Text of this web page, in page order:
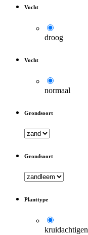
Vocht
droog
Vocht
normaal
Grondsoort
Grondsoort
Planttype
kruidachtigen